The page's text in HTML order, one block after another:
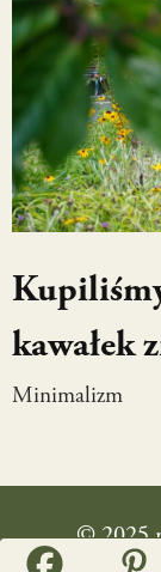
kawałek
Minimalizm
© 2025